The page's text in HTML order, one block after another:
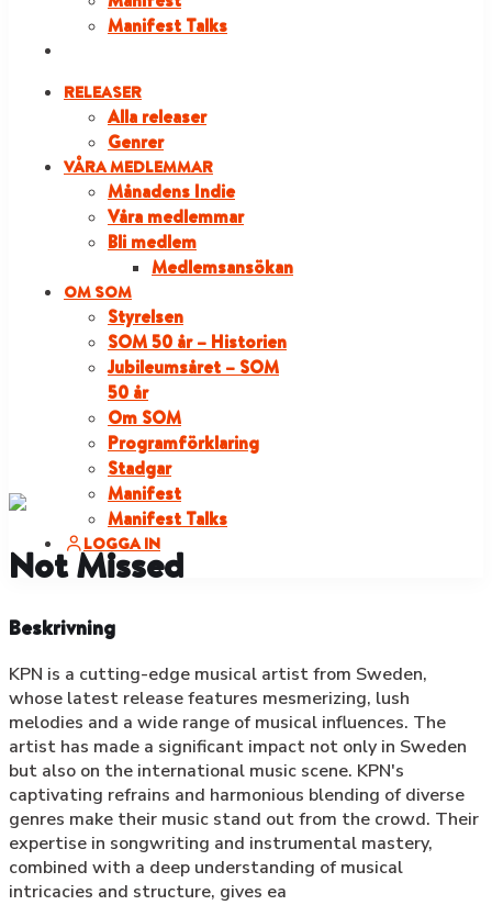
Manifest Talks
RELEASER
Alla releaser
Genrer
VÅRA MEDLEMMAR
Månadens Indie
Våra medlemmar
Bli medlem
Medlemsansökan
OM SOM
Styrelsen
SOM 50 år – Historien
Jubileumsåret – SOM
50 år
Om SOM
Programförklaring
Stadgar
Manifest
Manifest Talks
LOGGA IN
Not Missed
Beskrivning
KPN is a cutting-edge musical artist from Sweden,
whose latest release features mesmerizing, lush
melodies and a wide range of musical influences. The
artist has made a significant impact not only in Sweden
but also on the international music scene. KPN's
captivating refrains and harmonious blending of diverse
genres make their music stand out from the crowd. Their
expertise in songwriting and instrumental mastery,
combined with a deep understanding of musical
intricacies and structure, gives ea